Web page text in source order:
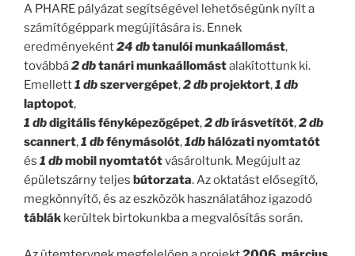
A PHARE pályázat segítségével lehetőségünk nyílt a
számítógéppark megújítására is. Ennek
eredményeként24 dbtanulóimunkaállomást,
továbbá2 dbtanári munkaállomástalakítottunk ki.
Emellett1 dbszervergépet,2 dbprojektort,1 db
laptopot,
1 dbdigitális fényképezőgépet,2 dbírásvetítőt,2 db
scannert,1 dbfénymásolót,1dbhálózati nyomtatót
és 1 dbmobil nyomtatótvásároltunk. Megújult az
épületszárny teljes bútorzata. Az oktatást elősegítő,
megkönnyítő, és az eszközök használatához igazodó
táblák kerültek birtokunkba a megvalósítás során.